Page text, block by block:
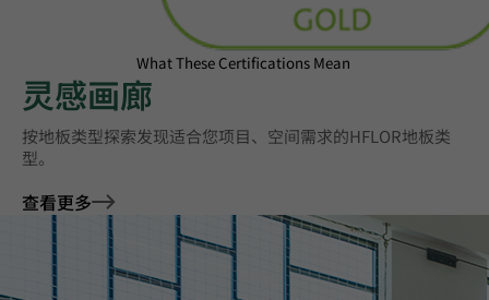
What These Certifications Mean
灵感画廊
按地板类型探索发现适合您项目、空间需求的HFLOR地板类
型。
查看更多